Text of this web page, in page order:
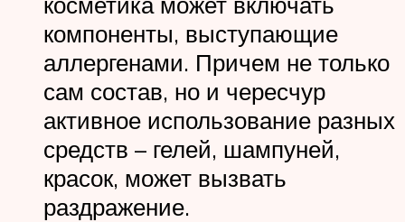
компоненты, выступающие
аллергенами. Причем не только
сам состав, но и чересчур
активное использование разных
средств – гелей, шампуней,
красок, может вызвать
раздражение.